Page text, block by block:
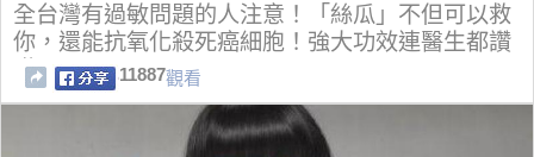
全台灣有過敏問題的人注意！「絲瓜」不但可以救
你，還能抗氧化殺死癌細胞！強大功效連醫生都讚
嘆！
11887觀看